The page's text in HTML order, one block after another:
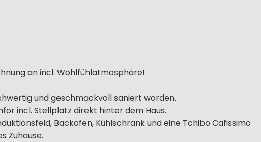
an incl. Wohlfühlatmosphäre!
und geschmackvoll saniert worden.
incl. Stellplatz direkt hinter dem Haus.
Backofen, Kühlschrank und eine Tchibo Cafissimo
Zuhause.